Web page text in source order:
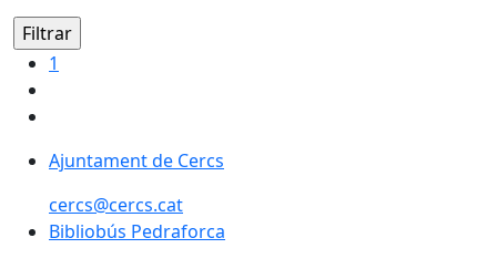
1
Ajuntament de Cercs
cercs@cercs.cat
Bibliobús Pedraforca
Bibliobús Pedraforca